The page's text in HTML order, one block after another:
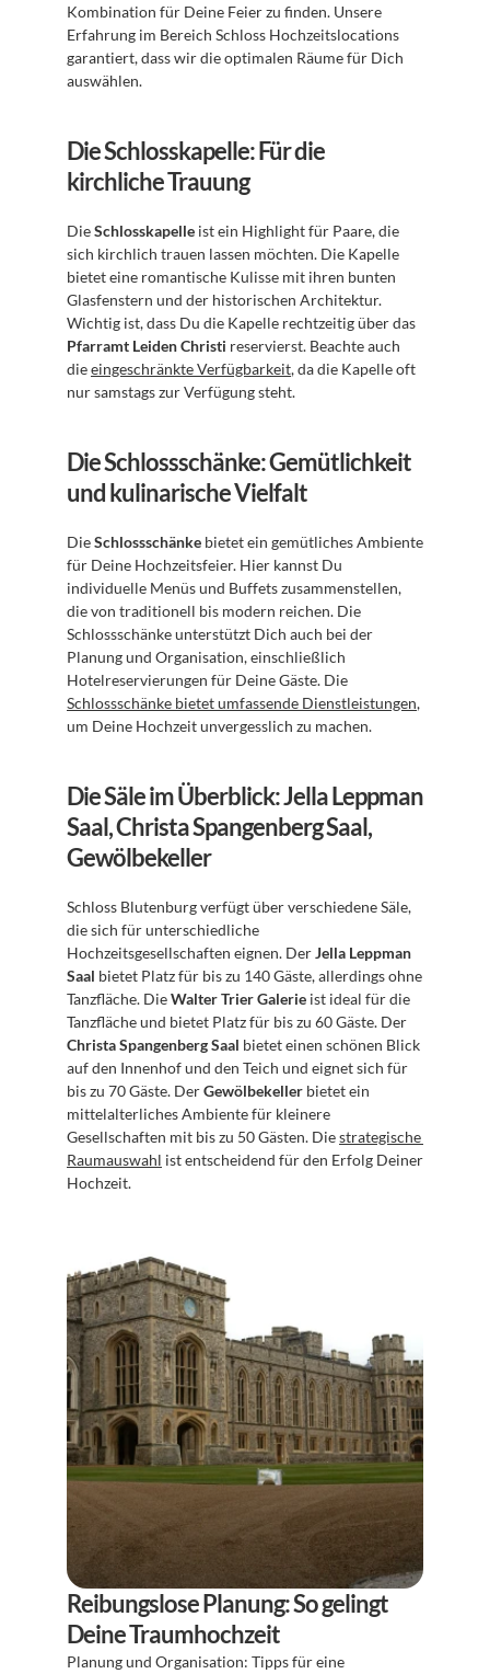
Kombination für Deine Feier zu finden. Unsere
Erfahrung im Bereich Schloss Hochzeitslocations
garantiert, dass wir die optimalen Räume für Dich
auswählen.
Die Schlosskapelle: Für die
kirchliche Trauung
Die Schlosskapelle ist ein Highlight für Paare, die
sich kirchlich trauen lassen möchten. Die Kapelle
bietet eine romantische Kulisse mit ihren bunten
Glasfenstern und der historischen Architektur.
Pfarramt Leiden Christi reservierst. Beachte auch
die eingeschränkte Verfügbarkeit, da die Kapelle oft
nur samstags zur Verfügung steht.
Die Schlossschänke: Gemütlichkeit
und kulinarische Vielfalt
Die Schlossschänke bietet ein gemütliches Ambiente
für Deine Hochzeitsfeier. Hier kannst Du
individuelle Menüs und Buffets zusammenstellen,
die von traditionell bis modern reichen. Die
Schlossschänke unterstützt Dich auch bei der
Planung und Organisation, einschließlich
Schlossschänke bietet umfassende Dienstleistungen,
um Deine Hochzeit unvergesslich zu machen.
Die Säle im Überblick: Jella Leppman
Saal, Christa Spangenberg Saal,
Gewölbekeller
Schloss Blutenburg verfügt über verschiedene Säle,
die sich für unterschiedliche
Hochzeitsgesellschaften eignen. Der Jella Leppman
Saal bietet Platz für bis zu 140 Gäste, allerdings ohne
Tanzfläche. Die Walter Trier Galerie ist ideal für die
Christa Spangenberg Saal bietet einen schönen Blick
auf den Innenhof und den Teich und eignet sich für
bis zu 70 Gäste. Der Gewölbekeller bietet ein
mittelalterliches Ambiente für kleinere
Gesellschaften mit bis zu 50 Gästen. Die strategische
Raumauswahl ist entscheidend für den Erfolg Deiner
Hochzeit.
Reibungslose Planung: So gelingt
Deine Traumhochzeit
Planung und Organisation: Tipps für eine